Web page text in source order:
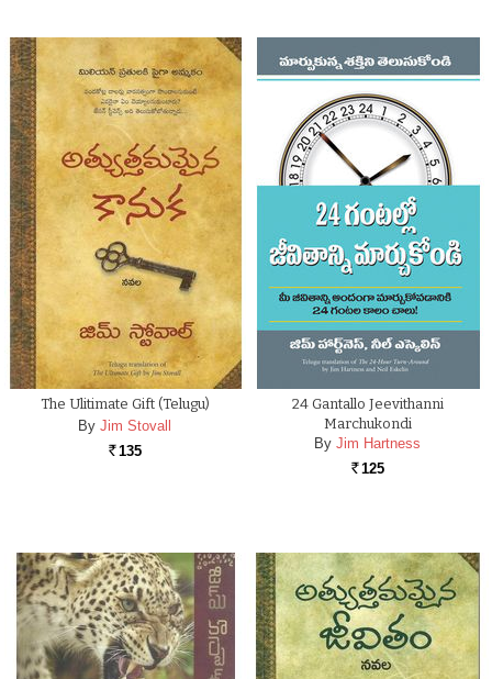
The Ulitimate Gift (Telugu)
By Jim Stovall
Rs. 135
24 Gantallo Jeevithanni
Marchukondi
By Jim Hartness
Rs. 125